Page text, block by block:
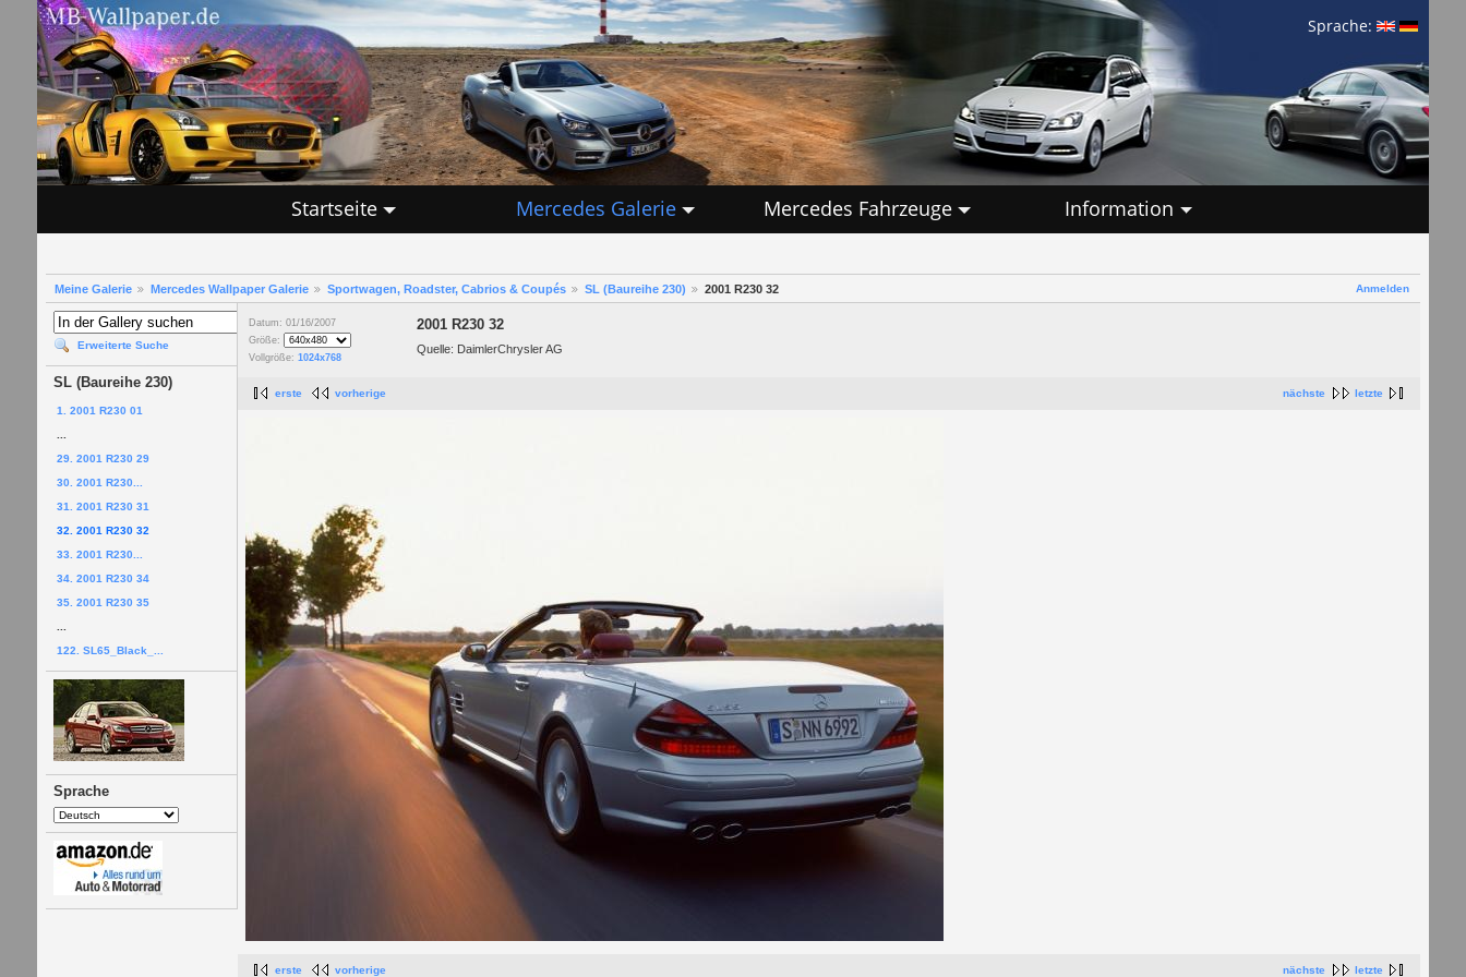
Sprache:
Startseite Mercedes Galerie Mercedes Fahrzeuge Information
Anmelden
Meine Galerie Mercedes Wallpaper Galerie Sportwagen, Roadster, Cabrios & Coupés SL (Baureihe 230) 2001 R230 32
Erweiterte Suche
SL (Baureihe 230)
1. 2001 R230 01
29. 2001 R230 29
30. 2001 R230...
31. 2001 R230 31
32. 2001 R230 32
33. 2001 R230...
34. 2001 R230 34
35. 2001 R230 35
122. SL65_Black_...
Sprache
Datum: 01/16/2007
Größe:
Vollgröße: 1024x768
2001 R230 32
Quelle: DaimlerChrysler AG
nächste letzte
erste vorherige
nächste letzte
erste vorherige